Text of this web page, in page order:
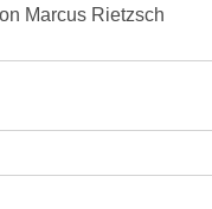
Marcus Rietzsch